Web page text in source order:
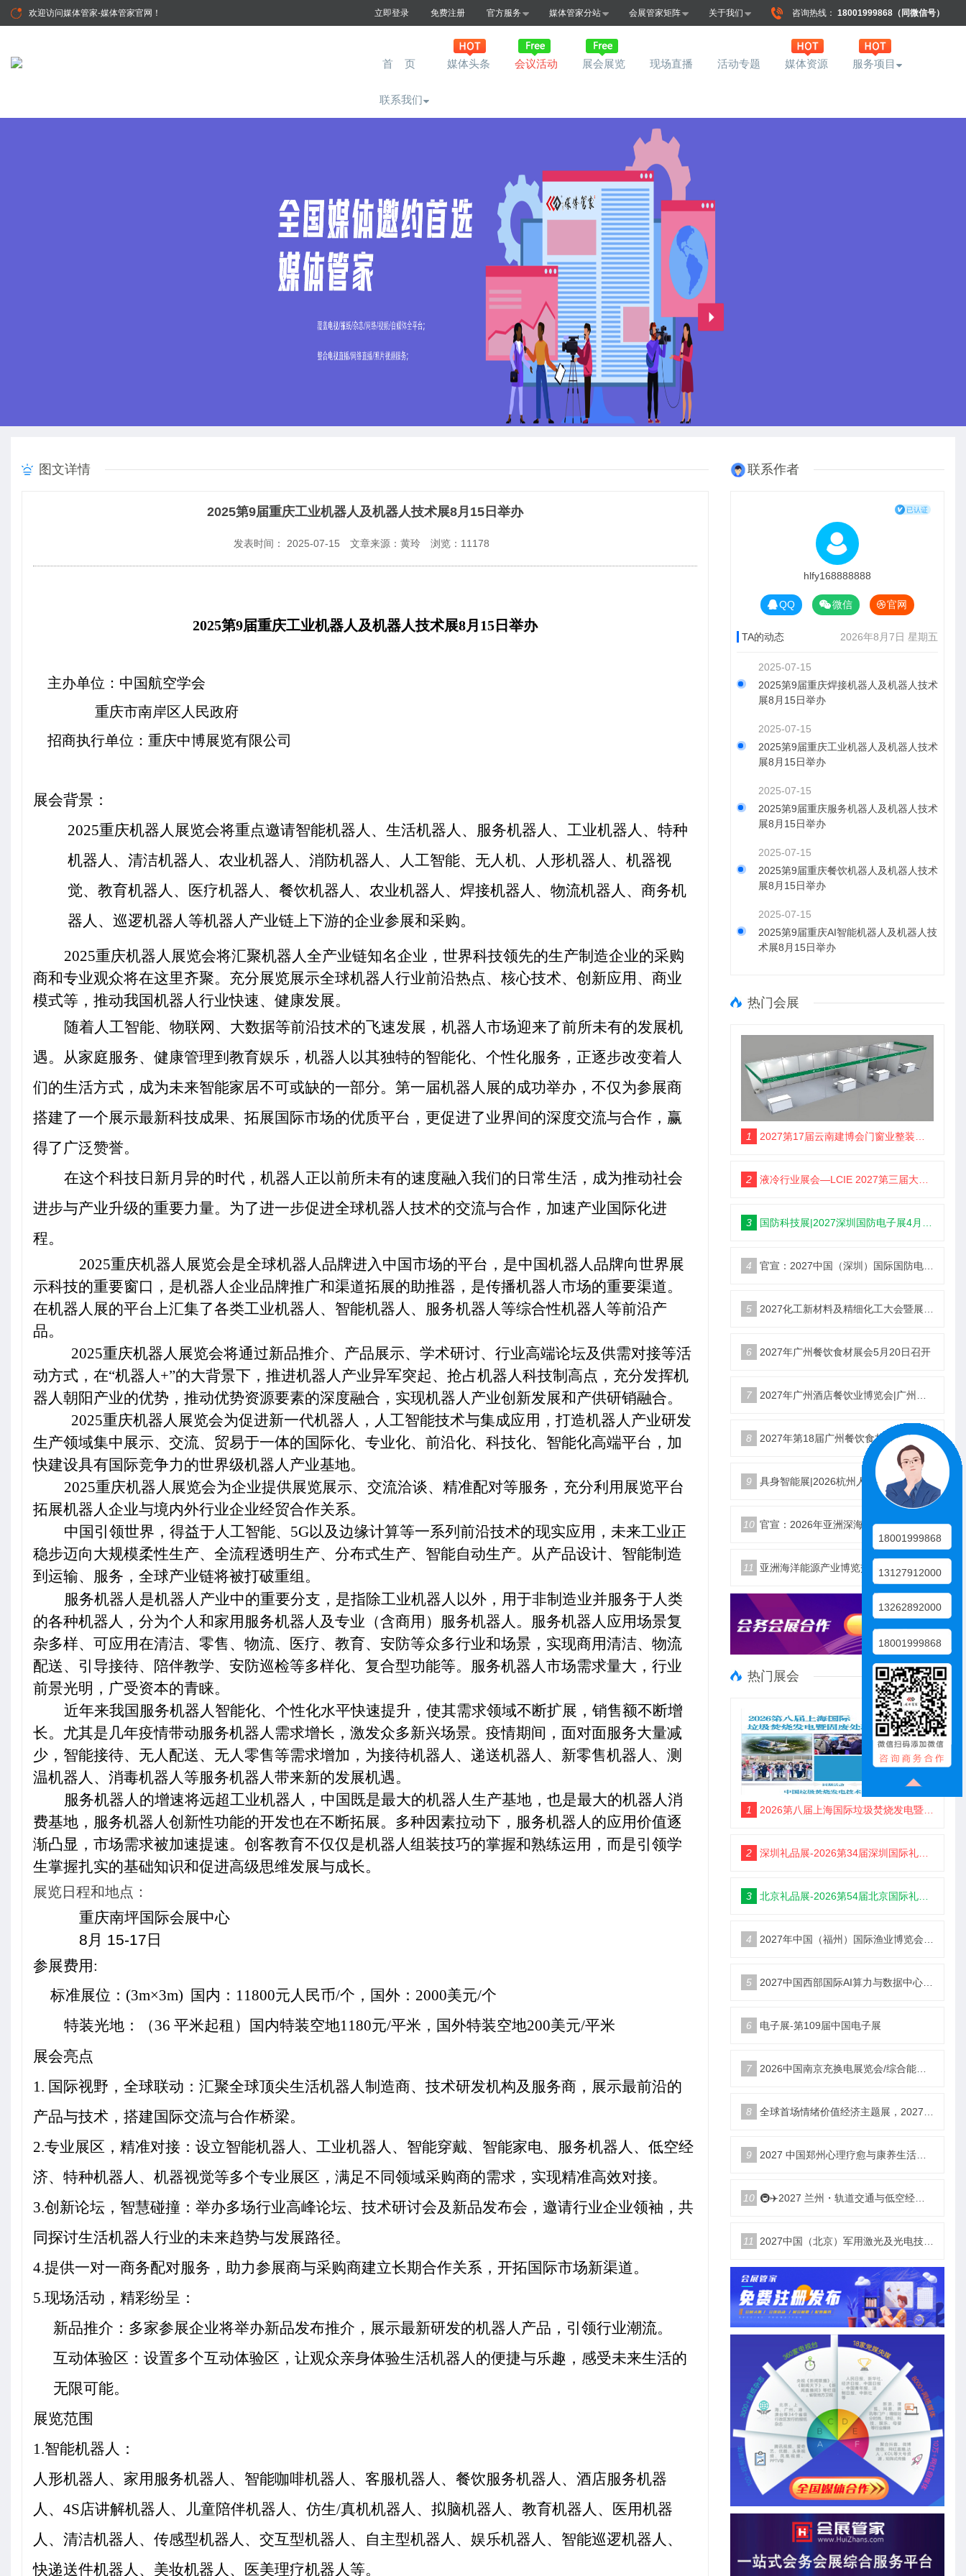
欢迎访问媒体管家-媒体管家官网 ！ 立即登录 免费注册 官方服务 媒体管家分站 会展管家矩阵 关于我们 咨询热线： 18001999868（同微信号）
首 页 媒体头条 会议活动 展会展览 现场直播 活动专题 媒体资源 服务项目
联系我们
图文详情
2025第9届重庆工业机器人及机器人技术展8月15日举办
发表时间： 2025-07-15 文章来源：黄玲 浏览： 11178
2025第9届重庆工业机器人及机器人技术展8月15日举办
主办单位：中国航空学会
重庆市南岸区人民政府
招商执行单位：重庆中博展览有限公司
展会背景：
2025重庆机器人展览会将重点邀请智能机器人、生活机器人、服务机器人、工业机器人、特种
机器人、清洁机器人、农业机器人、消防机器人、人工智能、无人机、人形机器人、机器视
觉、教育机器人、医疗机器人、餐饮机器人、农业机器人、焊接机器人、物流机器人、商务机
器人、巡逻机器人等机器人产业链上下游的企业参展和采购。
2025重庆机器人展览会将汇聚机器人全产业链知名企业， 世界科技领先的生产制造企业的采购
商和专业观众将在这里齐聚。充分展览展示全球机器人行业前沿热点、核心技术、创新应用、商业
模式等，推动我国机器人行业快速、健康发展。
随着人工智能、物联网、大数据等前沿技术的飞速发展，机器人市场迎来了前所未有的发展机
遇。从家庭服务、健康管理到教育娱乐，机器人以其独特的智能化、个性化服务，正逐步改变着人
们的生活方式，成为未来智能家居不可或缺的一部分。第一届机器人展的成功举办，不仅为参展商
搭建了一个展示最新科技成果、拓展国际市场的优质平台，更促进了业界间的深度交流与合作，赢
得了广泛赞誉。
在这个科技日新月异的时代，机器人正以前所未有的速度融入我们的日常生活，成为推动社会
进步与产业升级的重要力量。为了进一步促进全球机器人技术的交流与合作，加速产业国际化进
程。
2025重庆机器人展览会是全球机器人品牌进入中国市场的平台，是中国机器人品牌向世界展
示科技的重要窗口，是机器人企业品牌推广和渠道拓展的助推器，是传播机器人市场的重要渠道。
在机器人展的平台上汇集了各类工业机器人、智能机器人、服务机器人等综合性机器人等前沿产
品。
2025重庆机器人展览会将通过新品推介、产品展示、学术研讨、行业高端论坛及供需对接等活
动方式，在“机器人+”的大背景下，推进机器人产业异军突起、抢占机器人科技制高点，充分发挥机
器人朝阳产业的优势，推动优势资源要素的深度融合，实现机器人产业创新发展和产供研销融合。
2025重庆机器人展览会为促进新一代机器人，人工智能技术与集成应用，打造机器人产业研发
生产领域集中展示、交流、贸易于一体的国际化、专业化、前沿化、科技化、智能化高端平台，加
快建设具有国际竞争力的世界级机器人产业基地。
2025重庆机器人展览会为企业提供展览展示、交流洽谈、精准配对等服务，充分利用展览平台
拓展机器人企业与境内外行业企业经贸合作关系。
中国引领世界，得益于人工智能、5G以及边缘计算等一系列前沿技术的现实应用，未来工业正
稳步迈向大规模柔性生产、全流程透明生产、分布式生产、智能自动生产。从产品设计、智能制造
到运输、服务，全球产业链将被打破重组。
服务机器人是机器人产业中的重要分支，是指除工业机器人以外，用于非制造业并服务于人类
的各种机器人，分为个人和家用服务机器人及专业（含商用）服务机器人。服务机器人应用场景复
杂多样、可应用在清洁、零售、物流、医疗、教育、安防等众多行业和场景，实现商用清洁、物流
配送、引导接待、陪伴教学、安防巡检等多样化、复合型功能等。服务机器人市场需求量大，行业
前景光明，广受资本的青睐。
近年来我国服务机器人智能化、个性化水平快速提升，使其需求领域不断扩展，销售额不断增
长。尤其是几年疫情带动服务机器人需求增长，激发众多新兴场景。疫情期间，面对面服务大量减
少，智能接待、无人配送、无人零售等需求增加，为接待机器人、递送机器人、新零售机器人、测
温机器人、消毒机器人等服务机器人带来新的发展机遇。
服务机器人的增速将远超工业机器人，中国既是最大的机器人生产基地，也是最大的机器人消
费基地，服务机器人创新性功能的开发也在不断拓展。多种因素拉动下，服务机器人的应用价值逐
渐凸显，市场需求被加速提速。 创客教育不仅仅是机器人组装技巧的掌握和熟练运用，而是引领学
生掌握扎实的基础知识和促进高级思维发展与成长。
展览日程和地点：
重庆南坪国际会展中心
8 月 15-17日
参展费用:
标准展位：(3m×3m) 国内：11800元人民币/个，国外：2000美元/个
特装光地：（36 平米起租）国内特装空地1180元/平米，国外特装空地200美元/平米
展会亮点
1. 国际视野，全球联动：汇聚全球顶尖生活机器人制造商、技术研发机构及服务商，展示最前沿的
产品与技术，搭建国际交流与合作桥梁。
2.专业展区，精准对接：设立智能机器人、工业机器人、智能穿戴、智能家电、服务机器人、低空经
济、特种机器人、机器视觉等多个专业展区，满足不同领域采购商的需求，实现精准高效对接。
3.创新论坛，智慧碰撞：举办多场行业高峰论坛、技术研讨会及新品发布会，邀请行业企业领袖，共
同探讨生活机器人行业的未来趋势与发展路径。
4.提供一对一商务配对服务，助力参展商与采购商建立长期合作关系，开拓国际市场新渠道。
5.现场活动，精彩纷呈：
新品推介：多家参展企业将举办新品发布推介，展示最新研发的机器人产品，引领行业潮流。
互动体验区：设置多个互动体验区，让观众亲身体验生活机器人的便捷与乐趣，感受未来生活的
无限可能。
展览范围
1.智能机器人：
人形机器人、家用服务机器人、智能咖啡机器人、客服机器人、餐饮服务机器人、酒店服务机器
人、4S店讲解机器人、儿童陪伴机器人、仿生/真机机器人、拟脑机器人、教育机器人、医用机器
人、清洁机器人、传感型机器人、交互型机器人、自主型机器人、娱乐机器人、智能巡逻机器人、
快递送件机器人、美妆机器人、医美理疗机器人等。
联系作者
hlfy168888888
QQ 微信 官网
TA的动态 2026年8月7日 星期五
2025-07-15
2025第9届重庆焊接机器人及机器人技术
展8月15日举办
2025-07-15
2025第9届重庆工业机器人及机器人技术
展8月15日举办
2025-07-15
2025第9届重庆服务机器人及机器人技术
展8月15日举办
2025-07-15
2025第9届重庆餐饮机器人及机器人技术
展8月15日举办
2025-07-15
2025第9届重庆AI智能机器人及机器人技
术展8月15日举办
热门会展
1 2027第17届云南建博会门窗业整装定制智能家居卫浴建材展会
2 液冷行业展会—LCIE 2027第三届大湾区国际液冷产业大会暨展览会（深圳）
3 国防科技展|2027深圳国防电子展4月9日启幕
4 官宣：2027中国（深圳）国际国防电子博览会
5 2027化工新材料及精细化工大会暨展览会定档苏州
6 2027年广州餐饮食材展会5月20日召开
7 2027年广州酒店餐饮业博览会|广州餐博会
8 2027年第18届广州餐饮食材展览会
9 具身智能展|2026杭州人形机器人展|仿生机器人展5月启幕
10 官宣：2026年亚洲深海开发与海底作业装备博览交易会
11 亚洲海洋能源产业博览交易会2026年12月18日举办
热门展会
1 2026第八届上海国际垃圾焚烧发电暨固废处理技术展览会
2 深圳礼品展-2026第34届深圳国际礼品及家居用品展览会
3 北京礼品展-2026第54届北京国际礼品、赠品及家庭用品展览会
4 2027年中国（福州）国际渔业博览会|福州渔博会
5 2027中国西部国际AI算力与数据中心液冷产业展览会
6 电子展-第109届中国电子展
7 2026中国南京充换电展览会/综合能源服务站博览会
8 全球首场情绪价值经济主题展，2027郑州国际情绪价值经济博览会
9 2027 中国郑州心理疗愈与康养生活产业博览会
10 🚇✈️2027 兰州・轨道交通与低空经济展览会即将启幕！
11 2027中国（北京）军用激光及光电技术展览会
18001999868
13127912000
13262892000
18001999868